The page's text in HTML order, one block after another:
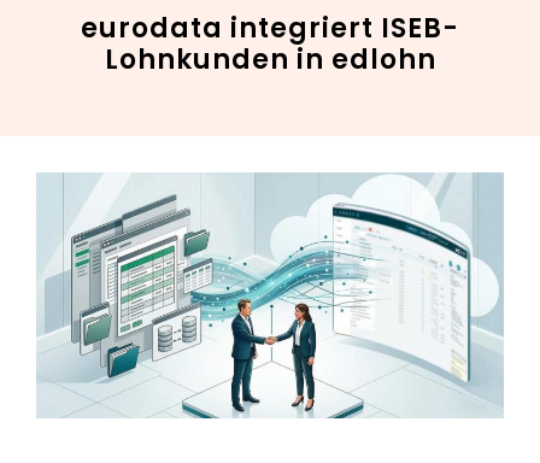
eurodata integriert ISEB-
Lohnkunden in edlohn